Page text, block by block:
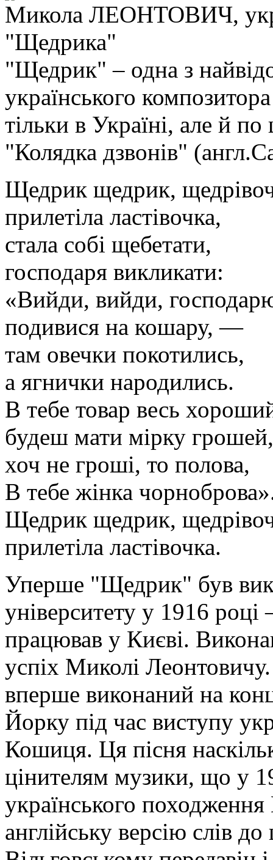
Микола ЛЕОНТОВИЧ,
"Щедрика"
"Щедрик" – одна з
українського
тільки в Україні, але й
"Колядка дзвонів"
Щедрик щедрик,
прилетіла ластівочка,
стала собі щебетати,
господаря викликати:
«Вийди, вийди,
подивися на кошару, —
там овечки покотились,
а ягнички народились.
В тебе товар весь
будеш мати мірку грошей,
хоч не гроші, то полова,
В тебе жінка
Щедрик щедрик,
прилетіла ластівочка.
Уперше "Щедрик" був
університету у 1916
працював у Києві.
успіх Миколі
вперше виконаний на
Йорку під час виступу
Кошиця. Ця пісня
цінителям музики, що у
українського
англійську версію слів